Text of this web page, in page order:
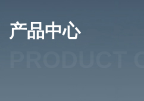
产品中心